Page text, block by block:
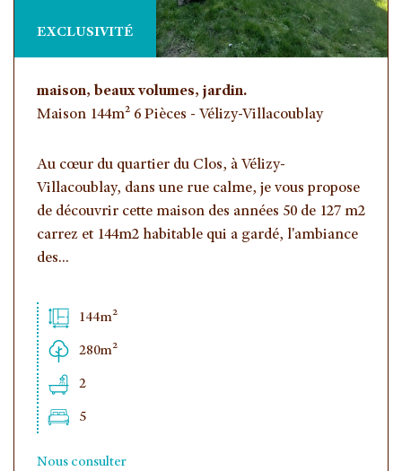
EXCLUSIVITÉ
maison, beaux volumes, jardin.
Maison 144m² 6 Pièces - Vélizy-Villacoublay
Au cœur du quartier du Clos, à Vélizy-
Villacoublay, dans une rue calme, je vous propose
de découvrir cette maison des années 50 de 127 m2
carrez et 144m2 habitable qui a gardé, l'ambiance
des...
144m²
280m²
2
5
Nous consulter